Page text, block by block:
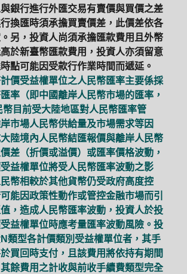
銀行進行外匯交易有賣價與買價之差
換匯時須承擔買賣價差，此價差依各
另，投資人尚須承擔匯款費用且外幣
於新臺幣匯款費用，投資人亦須留意
點可能因受款行作業時間而遞延。
價受益權單位之人民幣匯率主要係採
率（即中國離岸人民幣市場的匯率，
目前受大陸地區對人民幣匯率管
市場人民幣供給量及市場需求等因
陸境內人民幣結匯報價與離岸人民幣
差（折價或溢價）或匯率價格波動，
益權單位將受人民幣匯率波動之影
幣相較於其他貨幣仍受政府高度控
能因政策性動作或管控金融市場而引
，造成人民幣匯率波動，投資人於投
益權單位時應考量匯率波動風險。投
類型各計價類別受益權單位者，其手
買回時支付，且該費用將依持有期間
餘費用之計收與前收手續費類型完全